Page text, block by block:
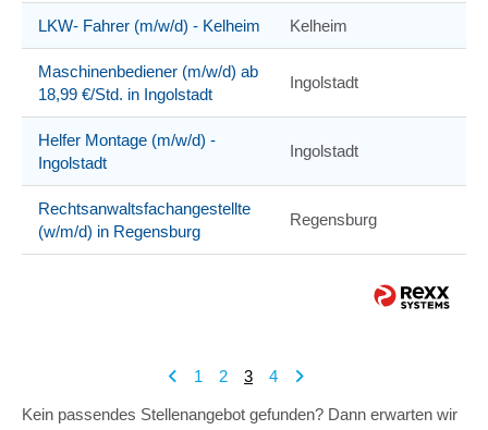
LKW- Fahrer (m/w/d) - Kelheim Kelheim
Maschinenbediener (m/w/d) ab
18,99 €/Std. in Ingolstadt
Ingolstadt
Helfer Montage (m/w/d) -
Ingolstadt
Ingolstadt
Rechtsanwaltsfachangestellte
(w/m/d) in Regensburg
Regensburg
1 2 3 4
Kein passendes Stellenangebot gefunden? Dann erwarten wir